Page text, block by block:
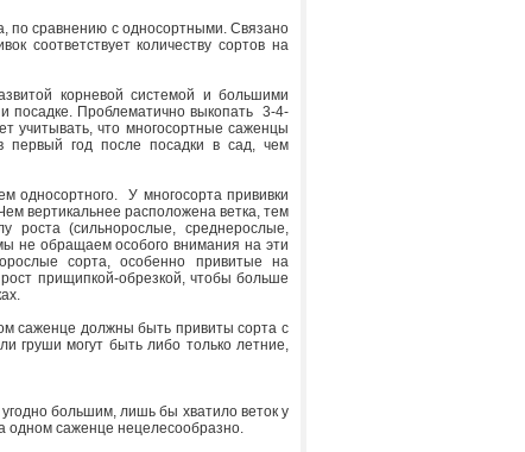
по сравнению с односортными. Связано
соответствует количеству сортов на
корневой системой и большими
посадке. Проблематично выкопать 3-4-
учитывать, что многосортные саженцы
первый год после посадки в сад, чем
односортного. У многосорта прививки
вертикальнее расположена ветка, тем
(сильнорослые, среднерослые,
не обращаем особого внимания на эти
сорта, особенно привитые на
прищипкой-обрезкой, чтобы больше
саженце должны быть привиты сорта с
груши могут быть либо только летние,
большим, лишь бы хватило веток у
одном саженце нецелесообразно.